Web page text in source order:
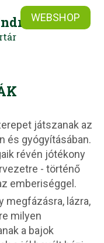
WEBSHOP
játszanak az
és gyógyításában.
révén jótékony
- történő
emberiséggel.
megfázásra, lázra,
milyen
a bajok